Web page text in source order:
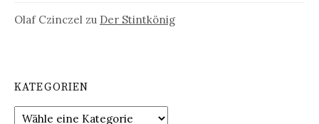
Olaf Czinczel zu Der Stintkönig
KATEGORIEN